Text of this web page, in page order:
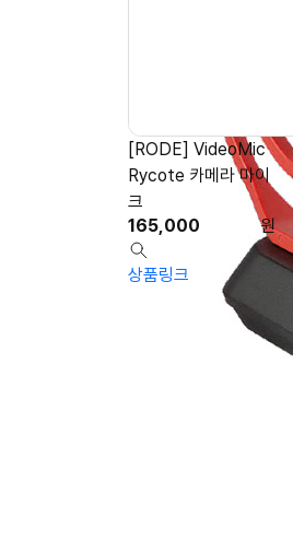
[RODE] VideoMic
Rycote 카메라 마이
크
165,000
원
상품링크